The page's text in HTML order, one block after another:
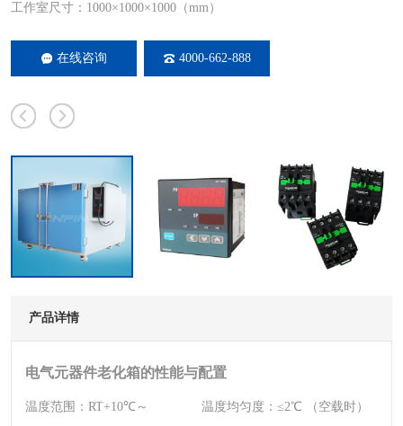
工作室尺寸：1000×1000×1000（mm）
在线咨询 4000-662-888
产品详情
电气元器件老化箱的性能与配置
温度范围： RT+10℃～ 温度均匀度： ≤2℃ （空载时）